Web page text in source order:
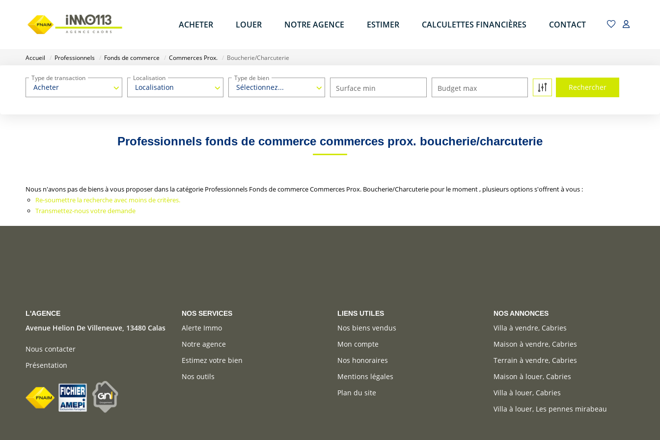
ACHETER LOUER NOTRE AGENCE ESTIMER CALCULETTES FINANCIÈRES CONTACT
Accueil Professionnels Fonds de commerce Commerces Prox. Boucherie/Charcuterie
Acheter
Type de transaction
Localisation
Localisation
Sélectionnez...
Type de bien
Surface min Budget max
Professionnels fonds de commerce commerces prox. boucherie/charcuterie
Nous n'avons pas de biens à vous proposer dans la catégorie Professionnels Fonds de commerce Commerces Prox. Boucherie/Charcuterie pour le moment , plusieurs options s'offrent à vous :
Re-soumettre la recherche avec moins de critères.
Transmettez-nous votre demande
L'AGENCE
Avenue Helion De Villeneuve, 13480 Calas
Nous contacter
Présentation
NOS SERVICES
Alerte Immo
Notre agence
Estimez votre bien
Nos outils
LIENS UTILES
Nos biens vendus
Mon compte
Nos honoraires
Mentions légales
Plan du site
NOS ANNONCES
Villa à vendre, Cabries
Maison à vendre, Cabries
Terrain à vendre, Cabries
Maison à louer, Cabries
Villa à louer, Cabries
Villa à louer, Les pennes mirabeau